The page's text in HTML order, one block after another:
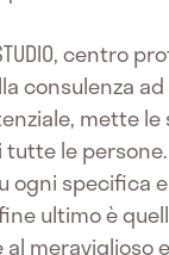
centro
consulenza
mette
tutte le persone.
ogni specifica
ultimo è
meraviglioso